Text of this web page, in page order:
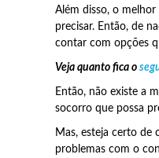
Além disso, o
precisar. Então, de
contar com opções
Veja quanto fica o
Então, não existe a
socorro que possa
Mas, esteja certo de
problemas com o